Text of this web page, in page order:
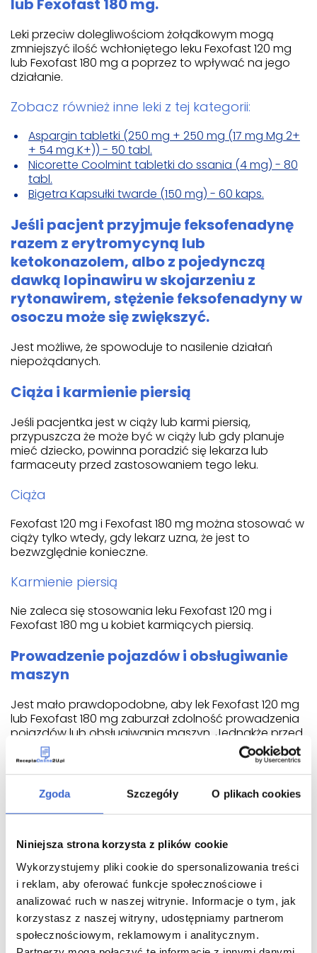
Zgoda Szczegóły O plikach cookies
Niniejsza strona korzysta z plików cookie
Wykorzystujemy pliki cookie do spersonalizowania treści
i reklam, aby oferować funkcje społecznościowe i
analizować ruch w naszej witrynie. Informacje o tym, jak
korzystasz z naszej witryny, udostępniamy partnerom
społecznościowym, reklamowym i analitycznym.
lub Fexofast 180 mg.
Leki przeciw dolegliwościom żołądkowym mogą
zmniejszyć ilość wchłoniętego leku Fexofast 120 mg
lub Fexofast 180 mg a poprzez to wpływać na jego
działanie.
Zobacz również inne leki z tej kategorii:
Aspargin tabletki (250 mg + 250 mg (17 mg Mg 2+
+ 54 mg K+)) - 50 tabl.
Nicorette Coolmint tabletki do ssania (4 mg) - 80
tabl.
Bigetra Kapsułki twarde (150 mg) - 60 kaps.
Jeśli pacjent przyjmuje feksofenadynę
razem z erytromycyną lub
ketokonazolem, albo z pojedynczą
dawką lopinawiru w skojarzeniu z
rytonawirem, stężenie feksofenadyny w
osoczu może się zwiększyć.
Jest możliwe, że spowoduje to nasilenie działań
niepożądanych.
Ciąża i karmienie piersią
Jeśli pacjentka jest w ciąży lub karmi piersią,
przypuszcza że może być w ciąży lub gdy planuje
mieć dziecko, powinna poradzić się lekarza lub
farmaceuty przed zastosowaniem tego leku.
Ciąża
Fexofast 120 mg i Fexofast 180 mg można stosować w
ciąży tylko wtedy, gdy lekarz uzna, że jest to
bezwzględnie konieczne.
Karmienie piersią
Nie zaleca się stosowania leku Fexofast 120 mg i
Fexofast 180 mg u kobiet karmiących piersią.
Prowadzenie pojazdów i obsługiwanie
maszyn
Jest mało prawdopodobne, aby lek Fexofast 120 mg
lub Fexofast 180 mg zaburzał zdolność prowadzenia
pojazdów lub obsługiwania maszyn. Jednakże przed
prowadzeniem pojazdów lub obsługiwaniem maszyn
należy upewnić się, że lek nie powoduje senności ani
zawrotów głowy.
Lek zawiera mniej niż 1 mmol (23 mg) sodu w tabletce
powlekanej Fexofast 120 mg lub Fexofast 180 mg, to
Jak stosować lek Fexofast 120 mg lub Fexofast
180 mg
Ten lek należy zawsze stosować zgodnie z
zaleceniami lekarza. W razie wątpliwości należy
zwrócić się do lekarza lub farmaceuty.